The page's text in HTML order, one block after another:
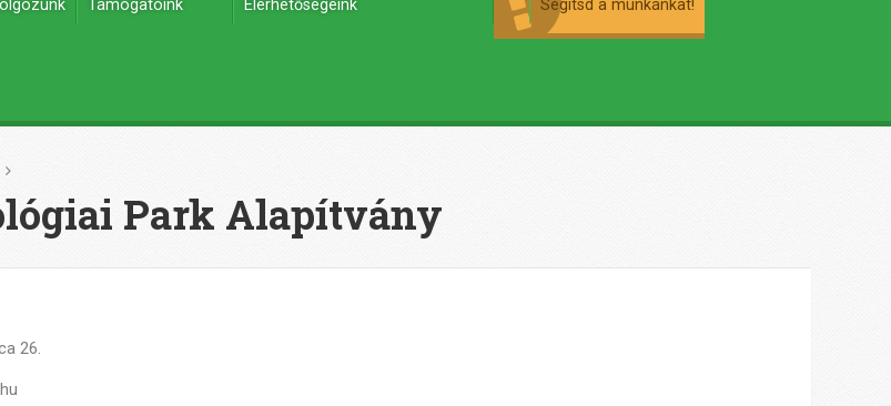
Támogatóink Elérhetőségeink Segítsd a munkánkat!
Park Alapítvány
26.